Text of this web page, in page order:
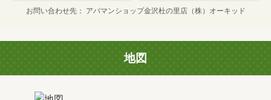
お問い合わせ先 アパマンショップ金沢杜の里店（株）オーキッド
地図